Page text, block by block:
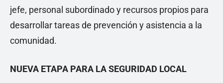
jefe, personal subordinado y recursos propios para
desarrollar tareas de prevención y asistencia a la
comunidad.
NUEVA ETAPA PARA LA SEGURIDAD LOCAL